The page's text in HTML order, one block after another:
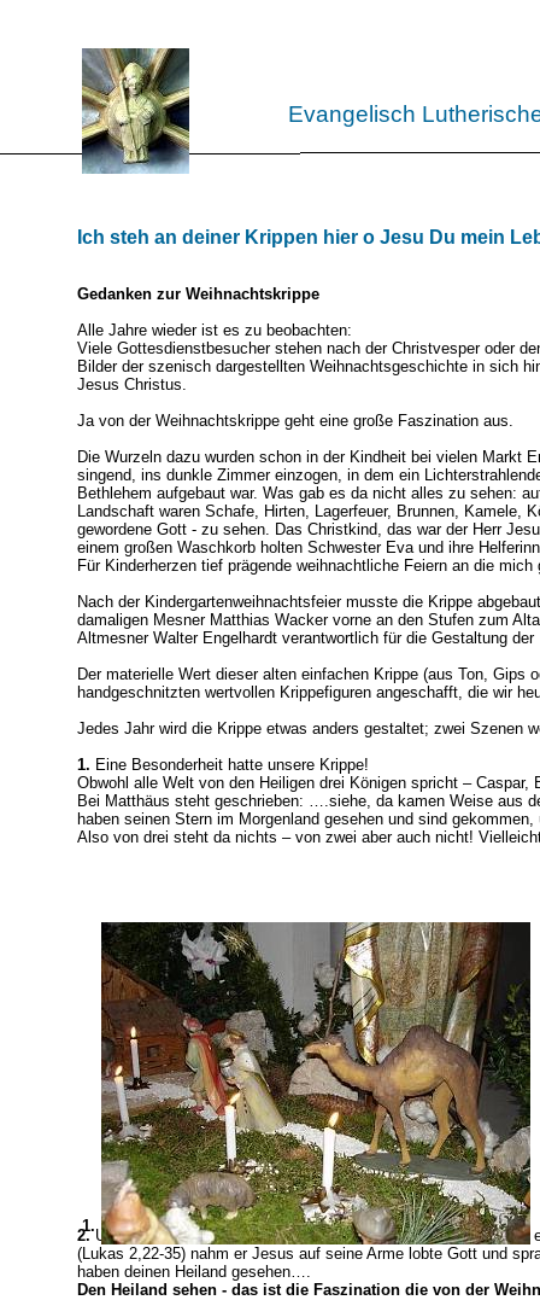
Ich steh an deiner Krippen hier o Jesu Du mein
Gedanken zur Weihnachtskrippe
Alle Jahre wieder ist es zu beobachten:
Viele Gottesdienstbesucher stehen nach der Christvesper oder
Bilder der szenisch dargestellten Weihnachtsgeschichte in sich
Jesus Christus.
Ja von der Weihnachtskrippe geht eine große Faszination aus.
Die Wurzeln dazu wurden schon in der Kindheit bei vielen Markt
singend, ins dunkle Zimmer einzogen, in dem ein
Bethlehem aufgebaut war. Was gab es da nicht alles zu sehen:
Landschaft waren Schafe, Hirten, Lagerfeuer, Brunnen,
gewordene Gott - zu sehen. Das Christkind, das war der Herr
einem großen Waschkorb holten Schwester Eva und ihre
Für Kinderherzen tief prägende weihnachtliche Feiern an die
Nach der Kindergartenweihnachtsfeier musste die Krippe
damaligen Mesner Matthias Wacker vorne an den Stufen zum
Altmesner Walter Engelhardt verantwortlich für die Gestaltung
Der materielle Wert dieser alten einfachen Krippe (aus Ton, Gips
handgeschnitzten wertvollen Krippefiguren angeschafft, die wir
Jedes Jahr wird die Krippe etwas anders gestaltet; zwei Szenen
1. Eine Besonderheit hatte unsere Krippe!
Obwohl alle Welt von den Heiligen drei Königen spricht –
Bei Matthäus steht geschrieben: ….siehe, da kamen Weise aus
haben seinen Stern im Morgenland gesehen und sind
Also von drei steht da nichts – von zwei aber auch nicht!
2.Und wer ist diese kniende Figur? – kein Hirte, kein König,
(Lukas 2,22-35) nahm er Jesus auf seine Arme lobte Gott und
haben deinen Heiland gesehen….
Den Heiland sehen - das ist die Faszination die von der
1.
Evangelisch